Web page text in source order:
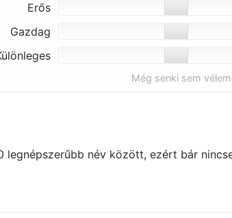
Erős
Gazdag
Még senki sem
legnépszerűbb név között, ezért bár